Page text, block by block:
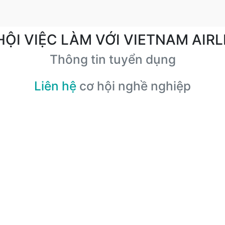
VIỆC LÀM VỚI VIETNAM
Thông tin tuyển dụng
Liên hệ cơ hội nghề nghiệp